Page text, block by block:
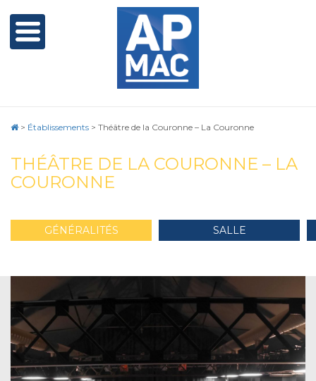
> Établissements > Théâtre de la Couronne – La Couronne
THÉÂTRE DE LA COURONNE – LA
COURONNE
GÉNÉRALITÉS SALLE